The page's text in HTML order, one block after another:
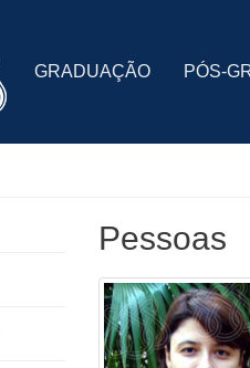
GRADUAÇÃO PÓS-
Pessoas